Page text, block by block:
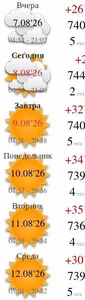
Вчера
7.08'26
04:52- 21:02
+26°
5 m/s
Сегодня
8.08'26
04:54-21:00 2 m/s
Завтра
9.08'26
04:56-20:58
+32°
5 m/s
Понедельник
10.08'26
04:57-20:56
+34°
4 m/s
Вторник
11.08'26
04:59-20:54
+35°
4 m/s
Среда
12.08'26
05:01-20:52
+30°
5 m/s